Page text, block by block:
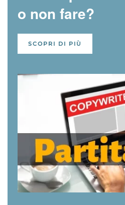
o non fare?
SCOPRI DI PIÙ